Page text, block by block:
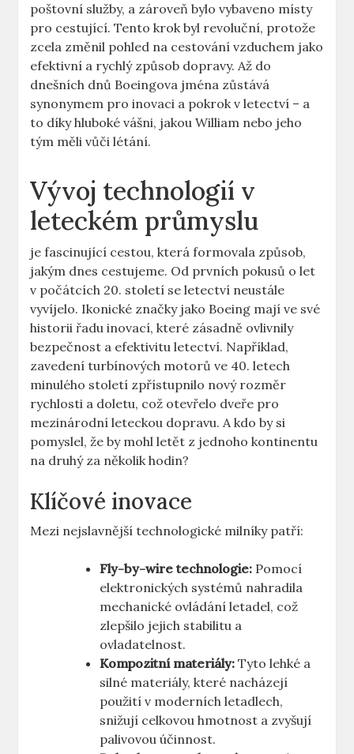
poštovní služby, a zároveň‌ bylo vybaveno⁢ místy
pro⁣ cestující. Tento krok byl revoluční, protože‍
zcela změnil pohled na cestování‌ vzduchem jako
efektivní⁤ a ​rychlý⁣ způsob dopravy. Až ⁣do
dnešních dnů Boeingova ⁤jména⁣ zůstává
synonymem ⁢pro inovaci a‌ pokrok ⁢v letectví – a
to ⁤díky hluboké vášni, jakou⁢ William ‍nebo⁢ jeho
tým měli vůči létání.
Vývoj technologií ⁢v
leteckém průmyslu
je fascinující cestou, která formovala způsob,‍
jakým dnes cestujeme. Od prvních ⁤pokusů o let
v ​počátcích 20. ⁤století se letectví neustále
vyvíjelo. ‌Ikonické značky jako ​Boeing mají ve své
historii řadu inovací, které ⁣zásadně ovlivnily
bezpečnost⁣ a efektivitu⁣ letectví. Například,
zavedení turbínových motorů ‍ve 40. letech⁣
minulého století ⁤zpřístupnilo nový rozměr
rychlosti a⁣ doletu,⁤ což otevřelo dveře pro
mezinárodní leteckou dopravu. A kdo by ‍si
pomyslel, ‍že by mohl​ letět z ⁤jednoho kontinentu
⁣na druhý za několik hodin?
Klíčové inovace
Mezi nejslavnější technologické ⁢milníky‍ patří:
Fly-by-wire technologie: Pomocí⁢
elektronických systémů⁤ nahradila
mechanické ⁢ovládání letadel, ​což
‍zlepšilo ​jejich stabilitu⁣ a
‍ovladatelnost.
Kompozitní materiály: ​Tyto lehké a⁣
silné materiály, které​ nacházejí
použití⁢ v moderních ⁢letadlech,
snižují celkovou hmotnost a zvyšují⁢
palivovou účinnost.